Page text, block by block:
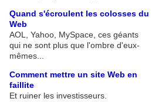
Quand s'écroulent les colosses du
Web
AOL, Yahoo, MySpace, ces géants
qui ne sont plus que l'ombre d'eux-
mêmes...
Comment mettre un site Web en
faillite
Et ruiner les investisseurs.